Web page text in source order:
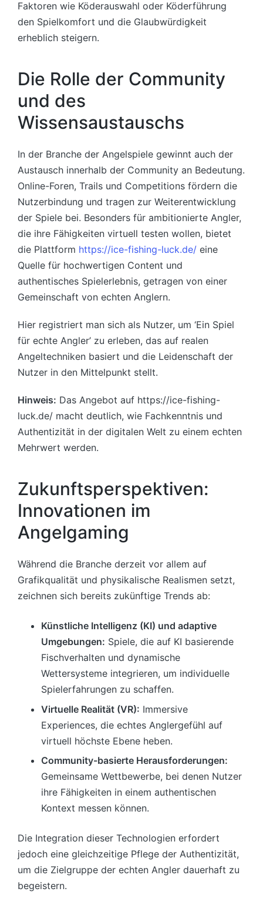
Faktoren wie Köderauswahl oder Köderführung
den Spielkomfort und die Glaubwürdigkeit
erheblich steigern.
Die Rolle der Community
und des
Wissensaustauschs
In der Branche der Angelspiele gewinnt auch der
Austausch innerhalb der Community an Bedeutung.
Online-Foren, Trails und Competitions fördern die
Nutzerbindung und tragen zur Weiterentwicklung
der Spiele bei. Besonders für ambitionierte Angler,
die ihre Fähigkeiten virtuell testen wollen, bietet
die Plattform https://ice-fishing-luck.de/ eine
Quelle für hochwertigen Content und
authentisches Spielerlebnis, getragen von einer
Gemeinschaft von echten Anglern.
Hier registriert man sich als Nutzer, um ‘Ein Spiel
für echte Angler’ zu erleben, das auf realen
Angeltechniken basiert und die Leidenschaft der
Nutzer in den Mittelpunkt stellt.
Hinweis: Das Angebot auf https://ice-fishing-
luck.de/ macht deutlich, wie Fachkenntnis und
Authentizität in der digitalen Welt zu einem echten
Mehrwert werden.
Zukunftsperspektiven:
Innovationen im
Angelgaming
Während die Branche derzeit vor allem auf
Grafikqualität und physikalische Realismen setzt,
zeichnen sich bereits zukünftige Trends ab:
Künstliche Intelligenz (KI) und adaptive
Umgebungen: Spiele, die auf KI basierende
Fischverhalten und dynamische
Wettersysteme integrieren, um individuelle
Spielerfahrungen zu schaffen.
Virtuelle Realität (VR): Immersive
Experiences, die echtes Anglergefühl auf
virtuell höchste Ebene heben.
Community-basierte Herausforderungen:
Gemeinsame Wettbewerbe, bei denen Nutzer
ihre Fähigkeiten in einem authentischen
Kontext messen können.
Die Integration dieser Technologien erfordert
jedoch eine gleichzeitige Pflege der Authentizität,
um die Zielgruppe der echten Angler dauerhaft zu
begeistern.